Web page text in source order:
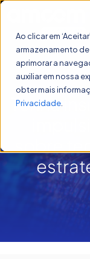
Ao clicar em
armazenamento
aprimorar a
auxiliar em nossa
obter mais
Privacidade
Tenha
sobre